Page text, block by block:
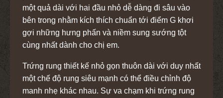
một quả dài với hai đầu nhỏ dễ dàng đi sâu vào
bên trong nhằm kích thích chuẩn tới điểm G khơi
gợi những hưng phấn và niềm sung sướng tột
cùng nhất dành cho chị em.
Trứng rung thiết kế nhỏ gọn thuôn dài với duy nhất
một chế độ rung siêu mạnh có thể điều chỉnh độ
manh nhẹ khác nhau. Sự va chạm khi trứng rung